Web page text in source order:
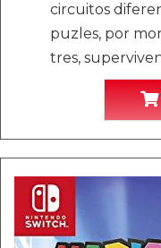
circuitos
puzles, por
tres,